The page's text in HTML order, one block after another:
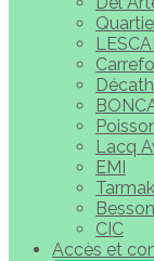
Lacq
EMI
Tarmak
CIC
Accès et